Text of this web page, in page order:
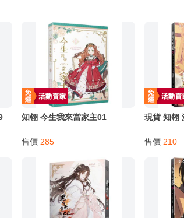
最終公布為主。
】，賣場都會特別註明，沒有則反之。
心對待，還請耐心等候唷～